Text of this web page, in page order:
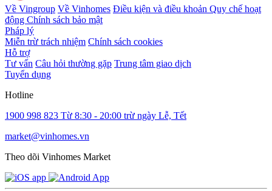
Về Vingroup Về Vinhomes Điều kiện và điều khoản Quy chế hoạt
động Chính sách bảo mật
Pháp lý
Miễn trừ trách nhiệm Chính sách cookies
Hỗ trợ
Tư vấn Câu hỏi thường gặp Trung tâm giao dịch
Tuyển dụng
Hotline
1900 998 823 Từ 8:30 - 20:00 trừ ngày Lễ, Tết
market@vinhomes.vn
Theo dõi Vinhomes Market